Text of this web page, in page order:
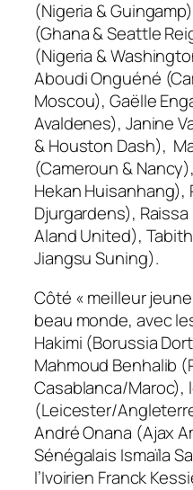
(Nigeria &
(Ghana & Seattle
(Nigeria &
Aboudi Onguéné
Moscou), Gaëlle
Avaldenes), Janine
& Houston Dash),
(Cameroun &
Hekan Huisanhang),
Djurgardens),
Aland United),
Jiangsu Suning).
Côté « meilleur
beau monde, avec
Hakimi (Borussia
Mahmoud Benhalib
Casablanca/Maroc),
(Leicester/
André Onana (Ajax
Sénégalais Ismaïla
l’Ivoirien Franck